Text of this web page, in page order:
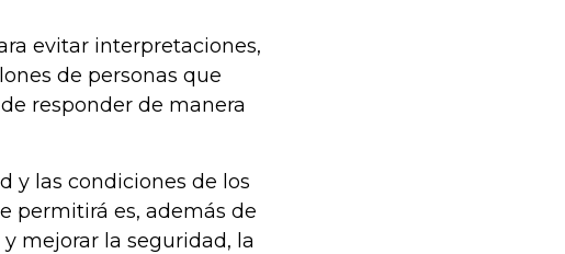
evitar interpretaciones,
de personas que
responder de manera
y las condiciones de los
permitirá es, además de
mejorar la seguridad, la